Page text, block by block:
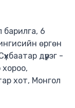
барилга, 6
өргөн
дүүрэг -
хот, Монгол